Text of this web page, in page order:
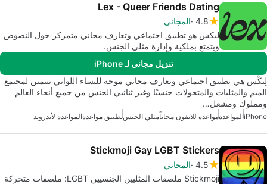
Lex - Queer Friends Dating
4.8 المجاني
ليكس هو تطبيق اجتماعي وتعارف مجاني متمركز حول النصوص
ويتمتع بملكية وإدارة مثلي الجنس.
تنزيل مجاني لـ iPhone
لِيكْس هي تطبيق اجتماعي وتعارف مجاني موجه للنساء اللواتي ينتمين لمجتمع
الميم والمثليات والمتحولات جنسيًا وغير ثنائيي الجنس من جميع أنحاء العالم
ومملوك ومشغل…
iPhoneالمواعدةمواعدة للايفون مجاناًمثلي الجنستطبيق مواعدةالمواعدة لأندرويد
Stickmoji Gay LGBT Stickers
4.5 المجاني
Stickmoji ملصقات المثليين الجنسيين LGBT: ملصقات متحركة